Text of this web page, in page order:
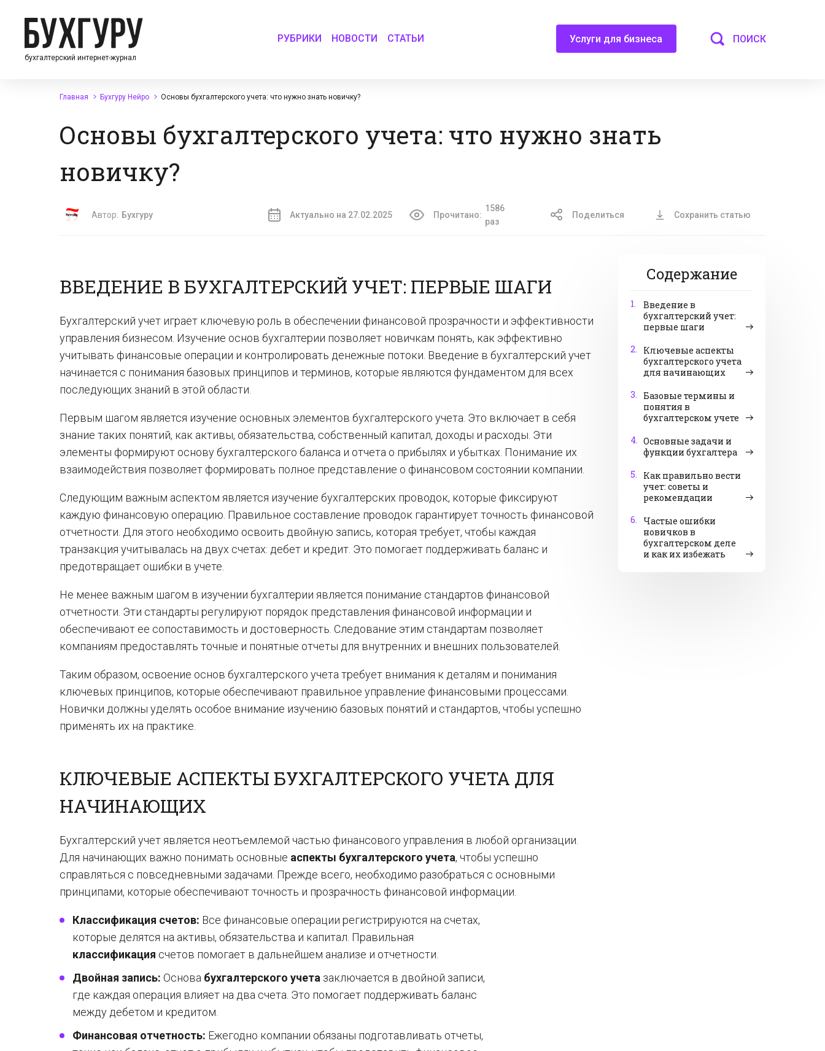
бухгалтерский интернет-журнал
РУБРИКИ НОВОСТИ СТАТЬИ Услуги для бизнеса ПОИСК
Главная Бухгуру Нейро Основы бухгалтерского учета: что нужно знать новичку?
Основы бухгалтерского учета: что нужно знать
новичку?
Автор: Бухгуру Актуально на 27.02.2025 Прочитано:
1586
раз
Поделиться Сохранить статью
Содержание
1.
Введение в
бухгалтерский учет:
первые шаги
2.
Ключевые аспекты
бухгалтерского учета
для начинающих
3. Базовые термины и
понятия в
бухгалтерском учете
4. Основные задачи и
функции бухгалтера
5.
Как правильно вести
учет: советы и
рекомендации
6.
Частые ошибки
новичков в
бухгалтерском деле
и как их избежать
ВВЕДЕНИЕ В БУХГАЛТЕРСКИЙ УЧЕТ: ПЕРВЫЕ ШАГИ
Бухгалтерский учет играет ключевую роль в обеспечении финансовой прозрачности и эффективности
управления бизнесом. Изучение основ бухгалтерии позволяет новичкам понять, как эффективно
учитывать финансовые операции и контролировать денежные потоки. Введение в бухгалтерский учет
начинается с понимания базовых принципов и терминов, которые являются фундаментом для всех
последующих знаний в этой области.
Первым шагом является изучение основных элементов бухгалтерского учета. Это включает в себя
знание таких понятий, как активы, обязательства, собственный капитал, доходы и расходы. Эти
элементы формируют основу бухгалтерского баланса и отчета о прибылях и убытках. Понимание их
взаимодействия позволяет формировать полное представление о финансовом состоянии компании.
Следующим важным аспектом является изучение бухгалтерских проводок, которые фиксируют
каждую финансовую операцию. Правильное составление проводок гарантирует точность финансовой
отчетности. Для этого необходимо освоить двойную запись, которая требует, чтобы каждая
транзакция учитывалась на двух счетах: дебет и кредит. Это помогает поддерживать баланс и
предотвращает ошибки в учете.
Не менее важным шагом в изучении бухгалтерии является понимание стандартов финансовой
отчетности. Эти стандарты регулируют порядок представления финансовой информации и
обеспечивают ее сопоставимость и достоверность. Следование этим стандартам позволяет
компаниям предоставлять точные и понятные отчеты для внутренних и внешних пользователей.
Таким образом, освоение основ бухгалтерского учета требует внимания к деталям и понимания
ключевых принципов, которые обеспечивают правильное управление финансовыми процессами.
Новички должны уделять особое внимание изучению базовых понятий и стандартов, чтобы успешно
применять их на практике.
КЛЮЧЕВЫЕ АСПЕКТЫ БУХГАЛТЕРСКОГО УЧЕТА ДЛЯ
НАЧИНАЮЩИХ
Бухгалтерский учет является неотъемлемой частью финансового управления в любой организации.
Для начинающих важно понимать основные аспекты бухгалтерского учета, чтобы успешно
справляться с повседневными задачами. Прежде всего, необходимо разобраться с основными
принципами, которые обеспечивают точность и прозрачность финансовой информации.
Классификация счетов: Все финансовые операции регистрируются на счетах,
которые делятся на активы, обязательства и капитал. Правильная
классификация счетов помогает в дальнейшем анализе и отчетности.
Двойная запись: Основа бухгалтерского учета заключается в двойной записи,
где каждая операция влияет на два счета. Это помогает поддерживать баланс
между дебетом и кредитом.
Финансовая отчетность: Ежегодно компании обязаны подготавливать отчеты,